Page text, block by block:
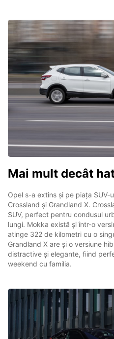
Mai mult decât
Opel s-a extins și pe piața SUV-
Crossland și Grandland X.
SUV, perfect pentru condusul
lungi. Mokka există și într-o
atinge 322 de kilometri cu o
Grandland X are și o versiune
distractive și elegante, fiind
weekend cu familia.